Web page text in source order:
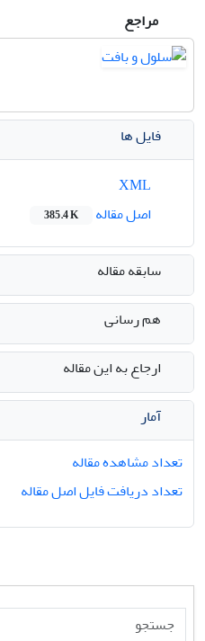
مراجع
فایل ها
اصل مقاله
385.4 K
سابقه مقاله
هم رسانی
ارجاع به این مقاله
آمار
تعداد مشاهده مقاله
تعداد دریافت فایل اصل مقاله